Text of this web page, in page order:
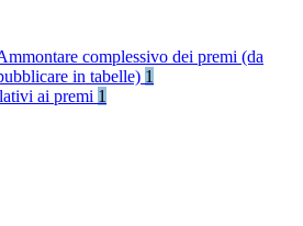
complessivo dei premi (da
in tabelle) 1
ai premi 1